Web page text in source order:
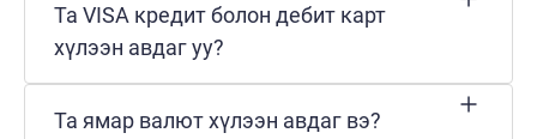
Та VISA кредит болон дебит карт
хүлээн авдаг уу?
Та ямар валют хүлээн авдаг вэ?